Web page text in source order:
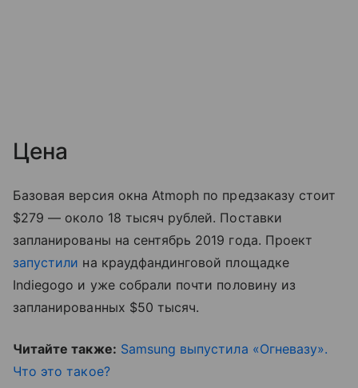
Цена
Базовая версия окна Atmoph по предзаказу стоит
$279 — около 18 тысяч рублей. Поставки
запланированы на сентябрь 2019 года. Проект
запустили на краудфандинговой площадке
Indiegogo и уже собрали почти половину из
запланированных $50 тысяч.
Читайте также: Samsung выпустила «Огневазу».
Что это такое?